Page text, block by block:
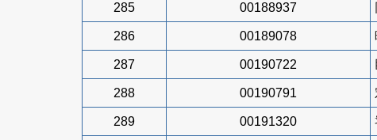
285 00188937
286 00189078
287 00190722
288 00190791
289 00191320